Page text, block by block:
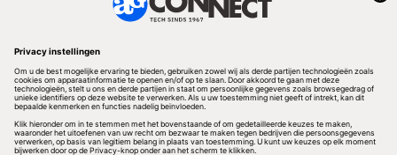
Redactionele partner